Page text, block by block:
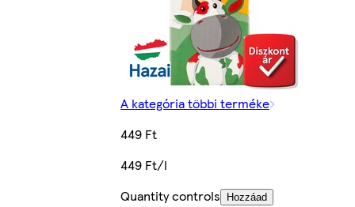
A kategória többi terméke
449 Ft
449 Ft/l
Quantity controls
Hozzáad